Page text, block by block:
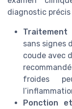
diagnostic précis
Traitement
sans signes
coude avec
froides
Ponction